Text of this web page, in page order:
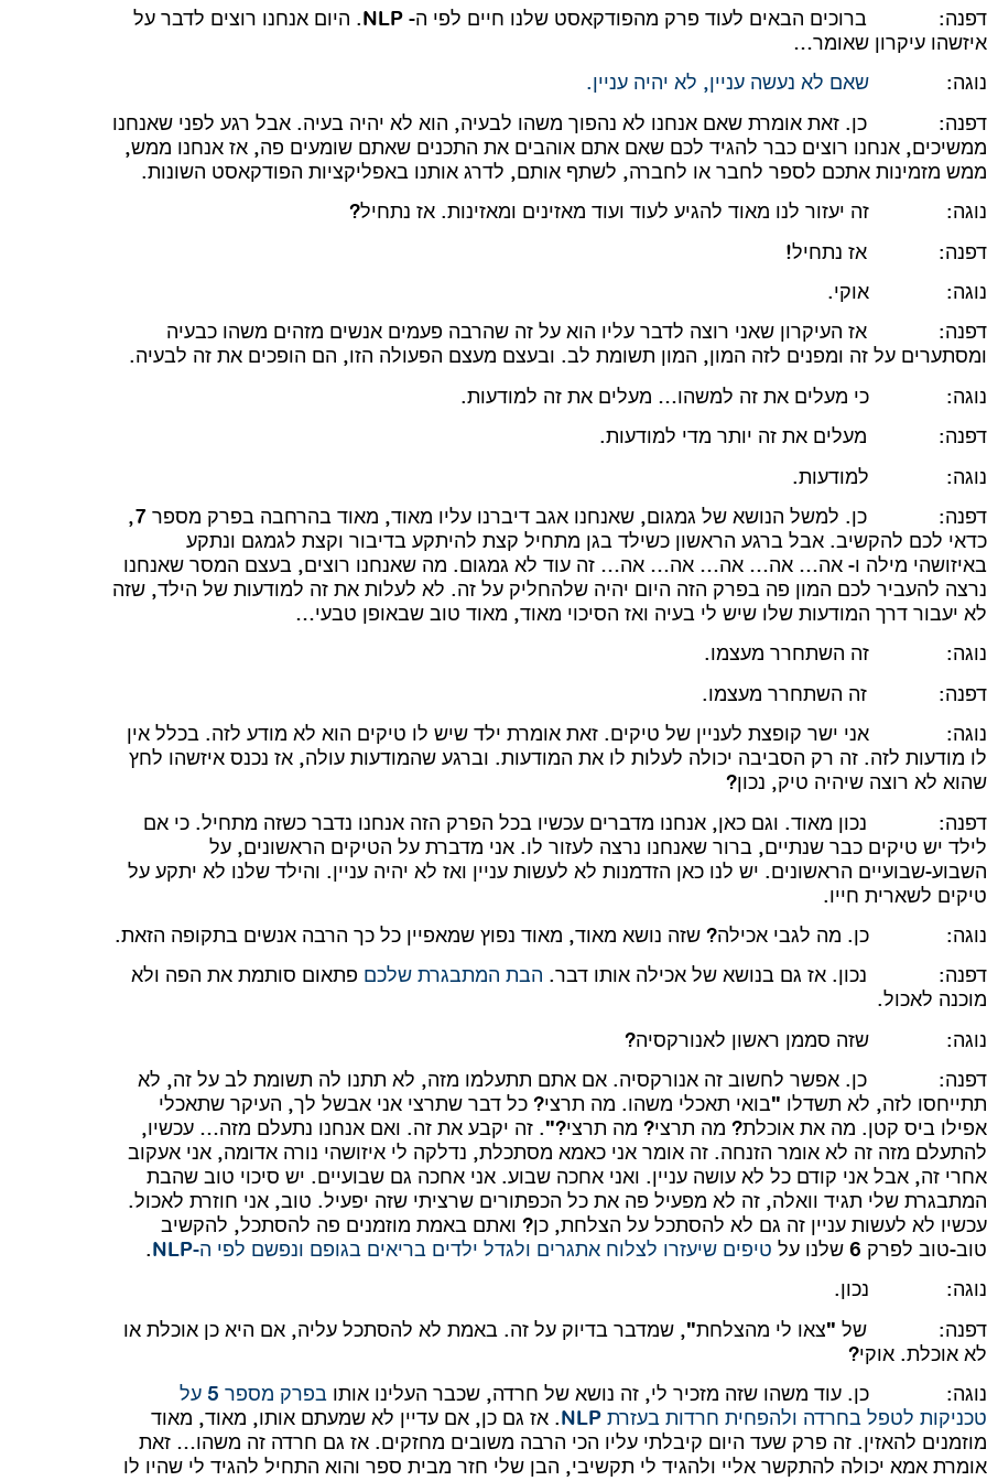
דפנה: ברוכים הבאים לעוד פרק מהפודקאסט שלנו חיים לפי ה- NLP. היום אנחנו רוצים לדבר על
איזשהו עיקרון שאומר…
נוגה: שאם לא נעשה עניין, לא יהיה עניין.
דפנה: כן. זאת אומרת שאם אנחנו לא נהפוך משהו לבעיה, הוא לא יהיה בעיה. אבל רגע לפני שאנחנו
ממשיכים, אנחנו רוצים כבר להגיד לכם שאם אתם אוהבים את התכנים שאתם שומעים פה, אז אנחנו ממש,
ממש מזמינות אתכם לספר לחבר או לחברה, לשתף אותם, לדרג אותנו באפליקציות הפודקאסט השונות.
נוגה: זה יעזור לנו מאוד להגיע לעוד ועוד מאזינים ומאזינות. אז נתחיל?
דפנה: אז נתחיל!
נוגה: אוקי.
דפנה: אז העיקרון שאני רוצה לדבר עליו הוא על זה שהרבה פעמים אנשים מזהים משהו כבעיה
ומסתערים על זה ומפנים לזה המון, המון תשומת לב. ובעצם מעצם הפעולה הזו, הם הופכים את זה לבעיה.
נוגה: כי מעלים את זה למשהו… מעלים את זה למודעות.
דפנה: מעלים את זה יותר מדי למודעות.
נוגה: למודעות.
דפנה: כן. למשל הנושא של גמגום, שאנחנו אגב דיברנו עליו מאוד, מאוד בהרחבה בפרק מספר 7,
כדאי לכם להקשיב. אבל ברגע הראשון כשילד בגן מתחיל קצת להיתקע בדיבור וקצת לגמגם ונתקע
באיזושהי מילה ו- אה… אה… אה… אה… אה… זה עוד לא גמגום. מה שאנחנו רוצים, בעצם המסר שאנחנו
נרצה להעביר לכם המון פה בפרק הזה היום יהיה שלהחליק על זה. לא לעלות את זה למודעות של הילד, שזה
לא יעבור דרך המודעות שלו שיש לי בעיה ואז הסיכוי מאוד, מאוד טוב שבאופן טבעי…
נוגה: זה השתחרר מעצמו.
דפנה: זה השתחרר מעצמו.
נוגה: אני ישר קופצת לעניין של טיקים. זאת אומרת ילד שיש לו טיקים הוא לא מודע לזה. בכלל אין
לו מודעות לזה. זה רק הסביבה יכולה לעלות לו את המודעות. וברגע שהמודעות עולה, אז נכנס איזשהו לחץ
שהוא לא רוצה שיהיה טיק, נכון?
דפנה: נכון מאוד. וגם כאן, אנחנו מדברים עכשיו בכל הפרק הזה אנחנו נדבר כשזה מתחיל. כי אם
לילד יש טיקים כבר שנתיים, ברור שאנחנו נרצה לעזור לו. אני מדברת על הטיקים הראשונים, על
השבוע-שבועיים הראשונים. יש לנו כאן הזדמנות לא לעשות עניין ואז לא יהיה עניין. והילד שלנו לא יתקע על
טיקים לשארית חייו.
נוגה: כן. מה לגבי אכילה? שזה נושא מאוד, מאוד נפוץ שמאפיין כל כך הרבה אנשים בתקופה הזאת.
דפנה: נכון. אז גם בנושא של אכילה אותו דבר. הבת המתבגרת שלכם פתאום סותמת את הפה ולא
מוכנה לאכול.
נוגה: שזה סממן ראשון לאנורקסיה?
דפנה: כן. אפשר לחשוב זה אנורקסיה. אם אתם תתעלמו מזה, לא תתנו לה תשומת לב על זה, לא
תתייחסו לזה, לא תשדלו "בואי תאכלי משהו. מה תרצי? כל דבר שתרצי אני אבשל לך, העיקר שתאכלי
אפילו ביס קטן. מה את אוכלת? מה תרצי? מה תרצי?". זה יקבע את זה. ואם אנחנו נתעלם מזה… עכשיו,
להתעלם מזה זה לא אומר הזנחה. זה אומר אני כאמא מסתכלת, נדלקה לי איזושהי נורה אדומה, אני אעקוב
אחרי זה, אבל אני קודם כל לא עושה עניין. ואני אחכה שבוע. אני אחכה גם שבועיים. יש סיכוי טוב שהבת
המתבגרת שלי תגיד וואלה, זה לא מפעיל פה את כל הכפתורים שרציתי שזה יפעיל. טוב, אני חוזרת לאכול.
עכשיו לא לעשות עניין זה גם לא להסתכל על הצלחת, כן? ואתם באמת מוזמנים פה להסתכל, להקשיב
טוב-טוב לפרק 6 שלנו על
טיפים שיעזרו לצלוח אתגרים ולגדל ילדים בריאים בגופם ונפשם לפי ה-NLP
.
נוגה: נכון.
דפנה: של "צאו לי מהצלחת", שמדבר בדיוק על זה. באמת לא להסתכל עליה, אם היא כן אוכלת או
לא אוכלת. אוקי?
נוגה: כן. עוד משהו שזה מזכיר לי, זה נושא של חרדה, שכבר העלינו אותו
בפרק מספר 5 על
טכניקות לטפל בחרדה ולהפחית חרדות בעזרת NLP
. אז גם כן, אם עדיין לא שמעתם אותו, מאוד, מאוד
מוזמנים להאזין. זה פרק שעד היום קיבלתי עליו הכי הרבה משובים מחזקים. אז גם חרדה זה משהו… זאת
אומרת אמא יכולה להתקשר אליי ולהגיד לי תקשיבי, הבן שלי חזר מבית ספר והוא התחיל להגיד לי שהיו לו